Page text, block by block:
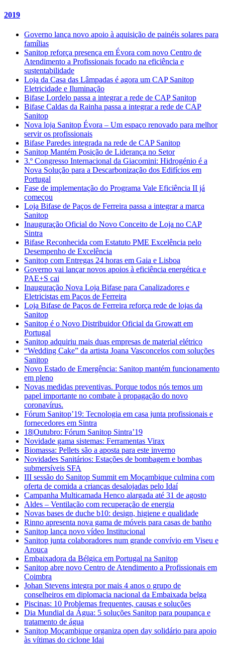
2019
Governo lança novo apoio à aquisição de painéis solares para
famílias
Sanitop reforça presença em Évora com novo Centro de
Atendimento a Profissionais focado na eficiência e
sustentabilidade
Loja da Casa das Lâmpadas é agora um CAP Sanitop
Eletricidade e Iluminação
Bifase Lordelo passa a integrar a rede de CAP Sanitop
Bifase Caldas da Rainha passa a integrar a rede de CAP
Sanitop
Nova loja Sanitop Évora – Um espaço renovado para melhor
servir os profissionais
Bifase Paredes integrada na rede de CAP Sanitop
Sanitop Mantém Posição de Liderança no Setor
3.º Congresso Internacional da Giacomini: Hidrogénio é a
Nova Solução para a Descarbonização dos Edifícios em
Portugal
Fase de implementação do Programa Vale Eficiência II já
começou
Loja Bifase de Paços de Ferreira passa a integrar a marca
Sanitop
Inauguração Oficial do Novo Conceito de Loja no CAP
Sintra
Bifase Reconhecida com Estatuto PME Excelência pelo
Desempenho de Excelência
Sanitop com Entregas 24 horas em Gaia e Lisboa
Governo vai lançar novos apoios à eficiência energética e
PAE+S cai
Inauguração Nova Loja Bifase para Canalizadores e
Eletricistas em Paços de Ferreira
Loja Bifase de Paços de Ferreira reforça rede de lojas da
Sanitop
Sanitop é o Novo Distribuidor Oficial da Growatt em
Portugal
Sanitop adquiriu mais duas empresas de material elétrico
“Wedding Cake” da artista Joana Vasconcelos com soluções
Sanitop
Novo Estado de Emergência: Sanitop mantém funcionamento
em pleno
Novas medidas preventivas. Porque todos nós temos um
papel importante no combate à propagação do novo
coronavírus.
Fórum Sanitop’19: Tecnologia em casa junta profissionais e
fornecedores em Sintra
18|Outubro: Fórum Sanitop Sintra’19
Novidade gama sistemas: Ferramentas Virax
Biomassa: Pellets são a aposta para este inverno
Novidades Sanitários: Estações de bombagem e bombas
submersíveis SFA
III sessão do Sanitop Summit em Moçambique culmina com
oferta de comida a crianças desalojadas pelo Idaí
Campanha Multicamada Henco alargada até 31 de agosto
Aldes – Ventilação com recuperação de energia
Novas bases de duche b10: design, higiene e qualidade
Rinno apresenta nova gama de móveis para casas de banho
Sanitop lança novo vídeo Institucional
Sanitop junta colaboradores num grande convívio em Viseu e
Arouca
Embaixadora da Bélgica em Portugal na Sanitop
Sanitop abre novo Centro de Atendimento a Profissionais em
Coimbra
Johan Stevens integra por mais 4 anos o grupo de
conselheiros em diplomacia nacional da Embaixada belga
Piscinas: 10 Problemas frequentes, causas e soluções
Dia Mundial da Água: 5 soluções Sanitop para poupança e
tratamento de água
Sanitop Moçambique organiza open day solidário para apoio
às vítimas do ciclone Idai